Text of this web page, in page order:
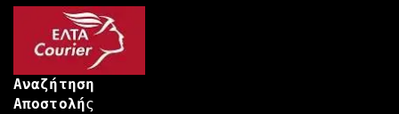
Αναζήτηση
Αποστολής